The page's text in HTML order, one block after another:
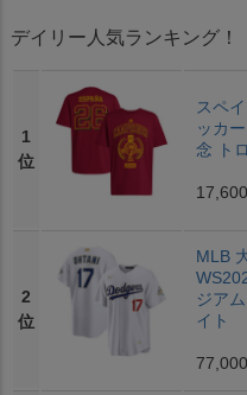
デイリー人気ランキング！
1
位
スペ
ッカ
念 ト
2
位
MLB
ジア
イト